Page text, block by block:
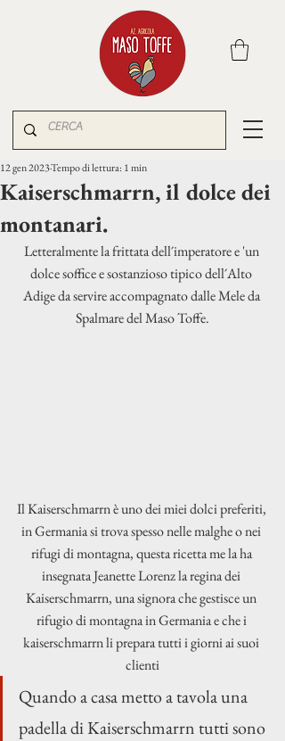
Kaiserschmarrn, il dolce dei
montanari.
12 gen 2023Tempo di lettura: 1 min
Letteralmente la frittata dell´imperatore e 'un
dolce soffice e sostanzioso tipico dell´Alto
Adige da servire accompagnato dalle Mele da
Spalmare del Maso Toffe.
Il Kaiserschmarrn è uno dei miei dolci preferiti,
in Germania si trova spesso nelle malghe o nei
rifugi di montagna, questa ricetta me la ha
insegnata Jeanette Lorenz la regina dei
Kaiserschmarrn, una signora che gestisce un
rifugio di montagna in Germania e che i
kaiserschmarrn li prepara tutti i giorni ai suoi
clienti
Quando a casa metto a tavola una
padella di Kaiserschmarrn tutti sono